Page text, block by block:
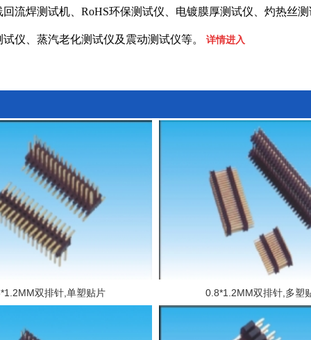
流焊测试机、RoHS环保测试仪、电镀膜厚测试仪、灼热丝
仪、蒸汽老化测试仪及震动测试仪等。 详情进入
双排针,单塑贴片 0.8*1.2MM双排针,多塑